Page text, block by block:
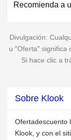
Recomienda a
Divulgación:
u "Oferta" significa
Si hace clic a
Sobre Klook
Ofertadescuento
Klook, y con el